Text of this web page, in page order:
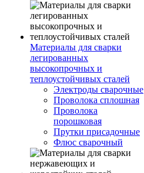
Материалы для сварки
легированных
высокопрочных и
теплоустойчивых сталей
Электроды сварочные
Проволока сплошная
Проволока
порошковая
Прутки присадочные
Флюс сварочный